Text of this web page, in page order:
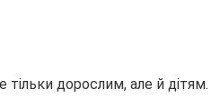
дорослим, але й дітям.